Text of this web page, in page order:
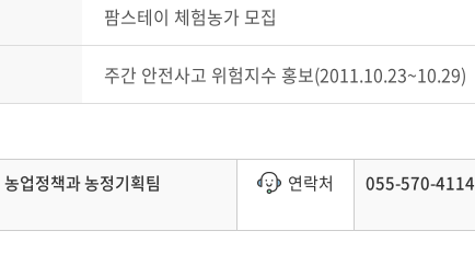
팜스테이 체험농가 모집
주간 안전사고 위험지수 홍보(2011.10.23~10.29)
농업정책과 농정기획팀 연락처 055-570-4114